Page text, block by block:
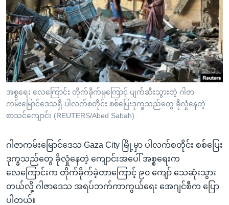
ပင်မ
အ
ညွန်း
စာမျက်နှာ
သို့
ကျော်
ကြည့်
ရန်
ရှာဖွေ
နေရာ
သို့
ကျော်
ရန်
ရုပ်ရှင်ထဲက အင်္ဂလိပ်စာ
သုတပဒေသာ အင်္ဂလိပ်စာ
တီဗွီ
ရေဒီယို/တီဗွီအစီအစဉ်
Learning English
ဗွီအိုအေ လူမှုကွန်ယက်များ
ဘာသာစကားများ
အစ္စရေး လေကြောင်း တိုက်ခိုက်မှုကြောင့် ပျက်ဆီးသွားတဲ့ ဂါဇာ
ကမ်းမြောင်ဒေသရှိ ပါလက်စတိုင်း စစ်ပြေးဒုက္ခသည်တွေ ခိုလှုံနေတဲ့
စာသင်ကျောင်း (REUTERS/Abed Sabah)
ဂါဇာကမ်းမြောင်ဒေသ Gaza City မြို့မှာ ပါလက်စတိုင်း စစ်ပြေး
ဒုက္ခသည်တွေ ခိုလှုံနေတဲ့ ကျောင်းအပေါ် အစ္စရေးက
လေကြောင်းက တိုက်ခိုက်ခဲ့တာကြောင့် ၉၀ ကျော် သေဆုံးသွား
တယ်လို့ ဂါဇာဒေသ အရပ်ဘက်ကာကွယ်ရေး အေဂျင်စီက ပြော
ပါတယ်။